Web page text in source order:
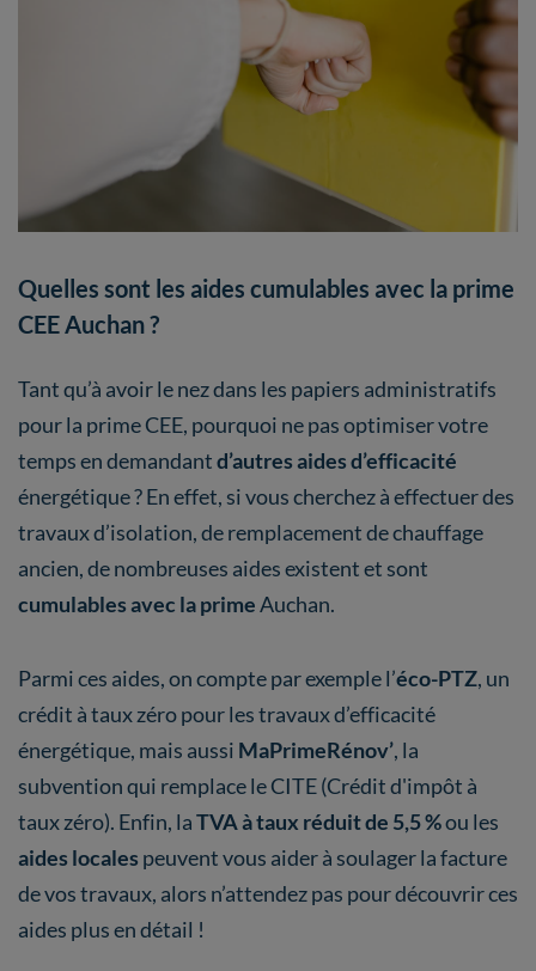
Quelles sont les aides cumulables avec la prime
CEE Auchan ?
Tant qu’à avoir le nez dans les papiers administratifs
pour la prime CEE, pourquoi ne pas optimiser votre
temps en demandantd’autres aides d’efficacité
énergétique ? En effet, si vous cherchez à effectuer des
travaux d’isolation, de remplacement de chauffage
ancien, de nombreuses aides existent et sont
cumulables avec la primeAuchan.
Parmi ces aides, on compte par exemple l’éco-PTZ, un
crédit à taux zéro pour les travaux d’efficacité
énergétique, mais aussi MaPrimeRénov’, la
subvention qui remplace le CITE (Crédit d'impôt à
taux zéro). Enfin, laTVA à taux réduit de 5,5 %ou les
aides locales peuvent vous aider à soulager la facture
de vos travaux, alors n’attendez pas pour découvrir ces
aides plus en détail !